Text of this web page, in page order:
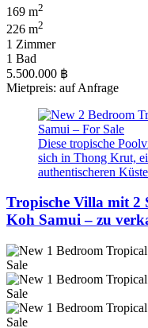
169 m2
226 m2
1 Zimmer
1 Bad
5.500.000 ฿
Mietpreis: auf Anfrage
Diese tropische
sich in Thong Krut,
authentischeren
Tropische Villa mit
Koh Samui – zu